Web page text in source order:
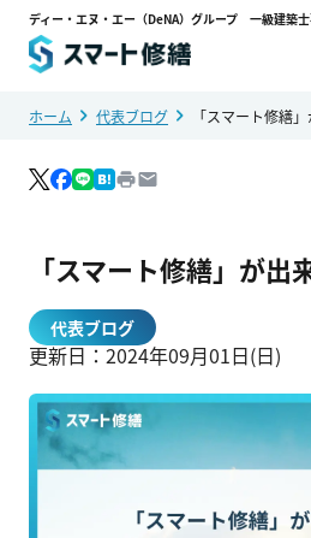
ディー・エヌ・エー（DeNA）グループ 一級建築
選ばれる理由
お客様の声
0120-14-370424時
ホーム 代表ブログ 「スマート修繕
「スマート修繕」が出
代表ブログ
更新日：2024年09月01日(日)